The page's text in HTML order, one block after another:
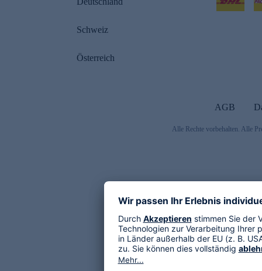
Schweiz
Österreich
AGB
Alle Rechte vorbehalten. Alle